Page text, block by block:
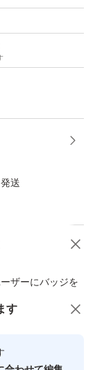
送
ザーにバッジを
ーです
への質問
す